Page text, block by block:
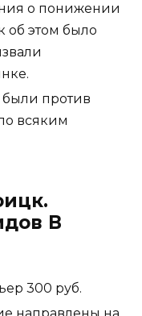
о понижении
об этом было
против
всяким
В
300 руб.